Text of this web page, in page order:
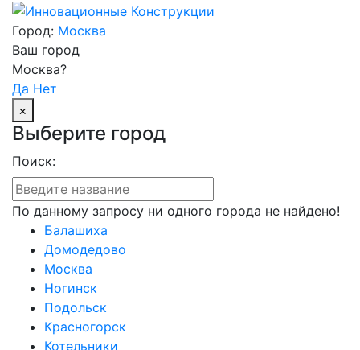
Город: Москва
Ваш город
Москва?
Да Нет
×
Выберите город
Поиск:
По данному запросу ни одного города не найдено!
Балашиха
Домодедово
Москва
Ногинск
Подольск
Красногорск
Котельники